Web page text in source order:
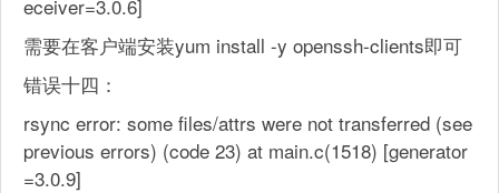
eceiver=3.0.6]
需要在客户端安装yum install -y openssh-clients即可
错误十四：
rsync error: some files/attrs were not transferred (see
previous errors) (code 23) at main.c(1518) [generator
=3.0.9]